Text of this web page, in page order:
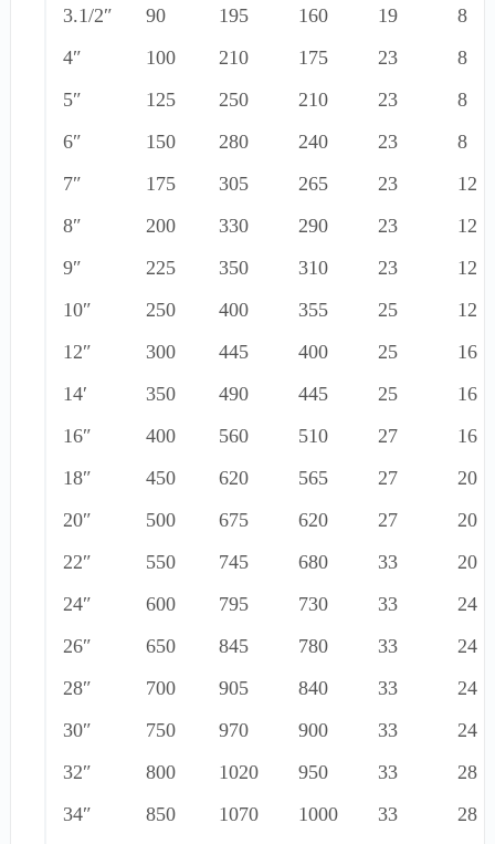
3.1/2″ 90 195 160 19
8
4″
100 210 175 23
8
5″
125 250 210 23
8
6″
150 280 240 23
8
7″
175 305 265 23
12
8″
200 330 290 23
12
9″
225 350 310 23
12
10″
250 400 355 25
12
12″
300 445 400 25
16
14′
350 490 445 25
16
16″
400 560 510 27
16
18″
450 620 565 27
20
20″
500 675 620 27
20
22″
550 745 680 33
20
24″
600 795 730 33
24
26″
650 845 780 33
24
28″
700 905 840 33
24
30″
750 970 900 33
24
32″
800 1020 950 33
28
34″
850 1070 1000 33
28